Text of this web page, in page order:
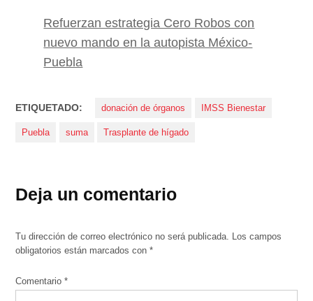
Refuerzan estrategia Cero Robos con
nuevo mando en la autopista México-
Puebla
ETIQUETADO: donación de órganos IMSS Bienestar
Puebla suma Trasplante de hígado
Deja un comentario
Tu dirección de correo electrónico no será publicada. Los campos
obligatorios están marcados con*
Comentario*